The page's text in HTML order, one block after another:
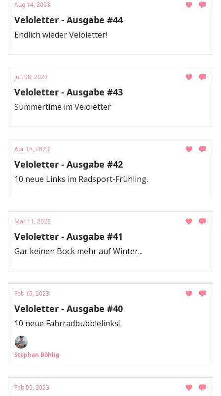
Aug 14, 2023
Veloletter - Ausgabe #44
Endlich wieder Veloletter!
Jun 08, 2023
Veloletter - Ausgabe #43
Summertime im Veloletter
Apr 16, 2023
Veloletter - Ausgabe #42
10 neue Links im Radsport-Frühling.
Mar 11, 2023
Veloletter - Ausgabe #41
Gar keinen Bock mehr auf Winter...
Feb 19, 2023
Veloletter - Ausgabe #40
10 neue Fahrradbubblelinks!
Stephan Böhlig
Feb 05, 2023